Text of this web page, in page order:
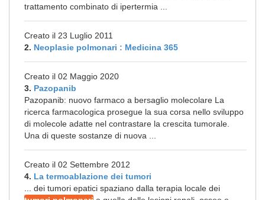
trattamento combinato di ipertermia ...
Creato il 23 Luglio 2011
2. Neoplasie polmonari : Medicina 365
Creato il 02 Maggio 2020
3. Pazopanib
Pazopanib: nuovo farmaco a bersaglio molecolare La
ricerca farmacologica prosegue la sua corsa nello sviluppo
di molecole adatte nel contrastare la crescita tumorale.
Una di queste sostanze di nuova ...
Creato il 02 Settembre 2012
4. La termoablazione dei tumori
... dei tumori epatici spaziano dalla terapia locale dei